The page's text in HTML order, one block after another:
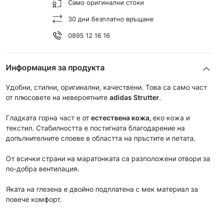
Само оригинални стоки
30 дни безплатно връщане
0895 12 16 16
Информация за продукта
Удобни, стилни, оригинални, качествени. Това са само част
от плюсовете на невероятните adidas Strutter.
Гладката горна част е от естествена кожа, еко кожа и
текстил. Стабилността е постигната благодарение на
допълнителните слоеве в областта на пръстите и петата.
От всички страни на маратонката са разположени отвори за
по-добра вентилация.
Яката на глезена е двойно подплатена с мек материал за
повече комфорт.